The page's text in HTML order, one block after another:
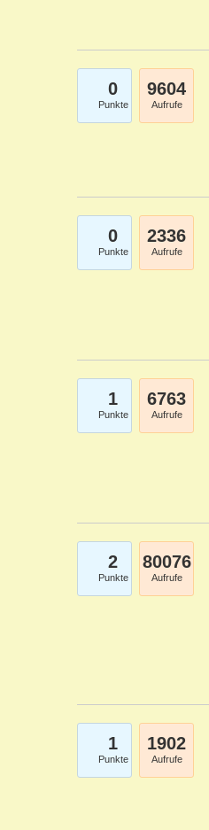
0
Punkte
9604
Aufrufe
0
Punkte
2336
Aufrufe
1
Punkte
6763
Aufrufe
2
Punkte
80076
Aufrufe
1
Punkte
1902
Aufrufe